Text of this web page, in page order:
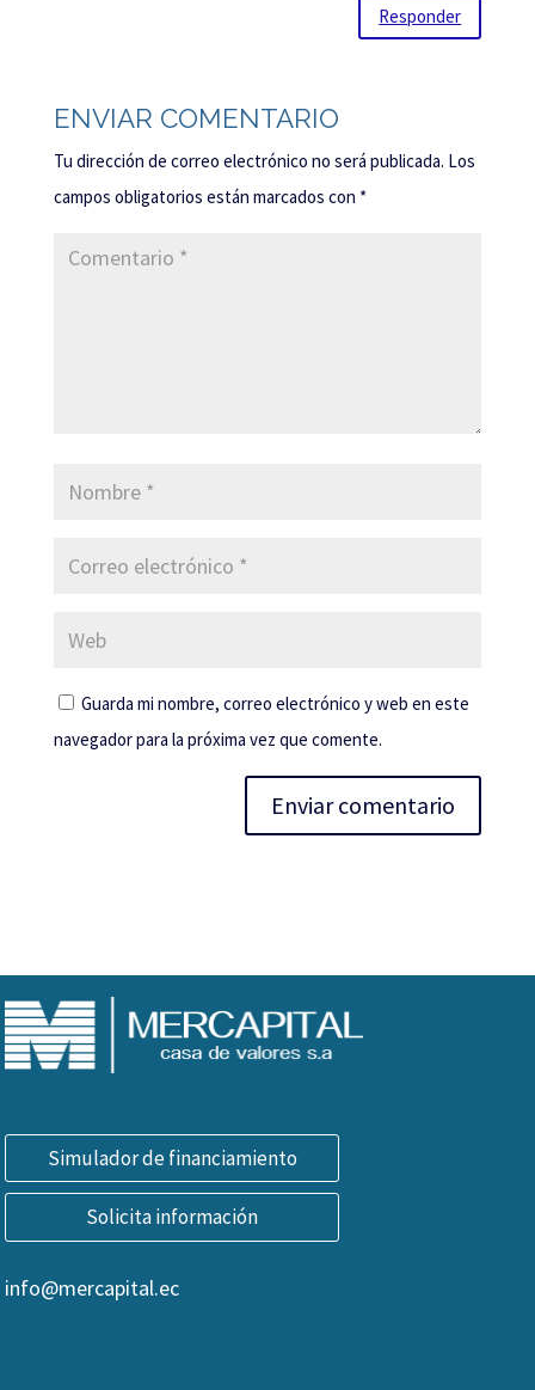
Responder
ENVIAR COMENTARIO
Tu dirección de correo electrónico no será publicada. Los
campos obligatorios están marcados con *
Guarda mi nombre, correo electrónico y web en este
navegador para la próxima vez que comente.
Simulador de financiamiento
Solicita información
info@mercapital.ec